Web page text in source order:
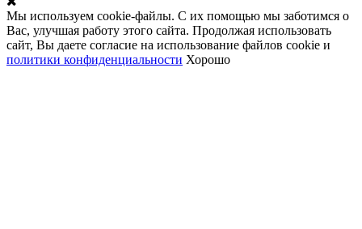
Мы используем cookie-файлы. С их помощью мы заботимся о
Вас, улучшая работу этого сайта. Продолжая использовать
сайт, Вы даете согласие на использование файлов cookie и
политики конфиденциальности Хорошо